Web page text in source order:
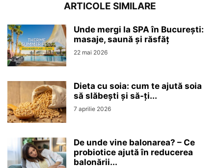
ARTICOLE SIMILARE
Unde mergi la SPA în București:
masaje, saună și răsfăț
22 mai 2026
Dieta cu soia: cum te ajută soia
să slăbești și să-ți...
7 aprilie 2026
De unde vine balonarea? – Ce
probiotice ajută în reducerea
balonării...